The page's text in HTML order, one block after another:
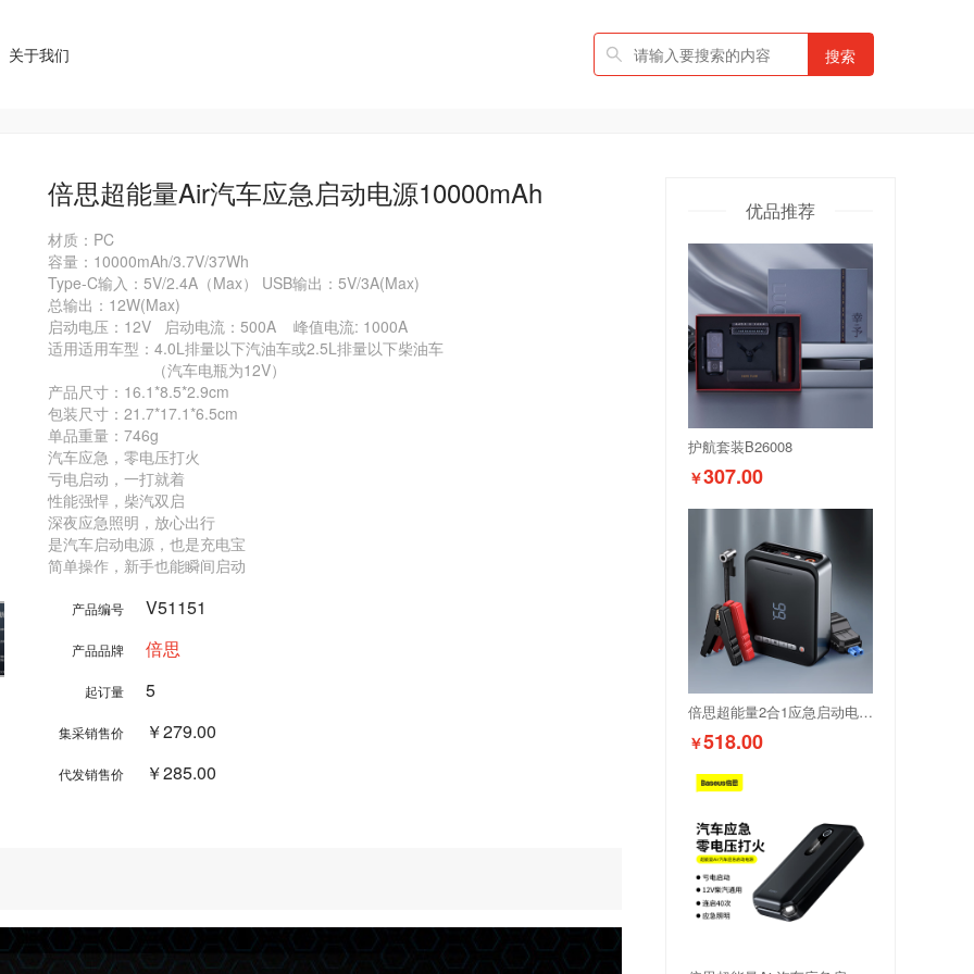
关于我们 搜索
倍思超能量Air汽车应急启动电源10000mAh
材质：PC
容量：10000mAh/3.7V/37Wh
Type-C输入：5V/2.4A（Max） USB输出：5V/3A(Max)
总输出：12W(Max)
启动电压：12V   启动电流：500A    峰值电流: 1000A
适用适用车型：4.0L排量以下汽油车或2.5L排量以下柴油车
产品尺寸：16.1*8.5*2.9cm
包装尺寸：21.7*17.1*6.5cm
单品重量：746g
汽车应急，零电压打火
亏电启动，一打就着
性能强悍，柴汽双启
深夜应急照明，放心出行
是汽车启动电源，也是充电宝
产品编号 V51151
产品品牌 倍思
起订量 5
集采销售价 ￥279.00
代发销售价 ￥285.00
优品推荐
护航套装B26008
￥307.00
倍思超能量2合1应急启动电源（1000A）黑色
￥518.00